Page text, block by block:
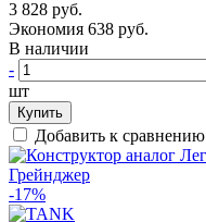
3 828 руб.
Экономия 638 руб.
В наличии
-
шт
Купить
Добавить к сравнению
-17%